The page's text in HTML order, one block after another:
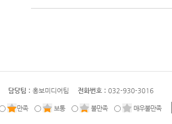
담당팀 : 홍보미디어팀 전화번호 : 032-930-3016
만족 보통 불만족 매우불만족